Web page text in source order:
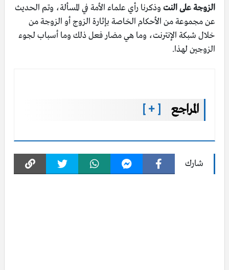
الزوجة على النت وذكرنا رأي علماء الأمة في المسألة، وتم الحديث
عن مجموعة من الأحكام الخاصة بإثارة الزوج أو الزوجة من
خلال شبكة الإنترنت، وما هي مضار فعل ذلك وما أسباب لجوء
الزوجين لهذا.
المراجع [ + ]
شارك